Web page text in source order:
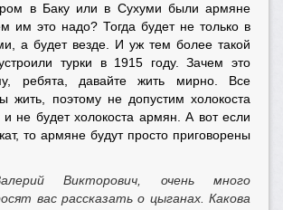
в Баку или в Сухуми были армяне
им это надо? Тогда будет не только в
а будет везде. И уж тем более такой
турки в 1915 году. Зачем это
ребята, давайте жить мирно. Все
жить, поэтому не допустим холокоста
и не будет холокоста армян. А вот если
то армяне будут просто приговорены
Викторович, очень много
вас рассказать о цыганах. Какова